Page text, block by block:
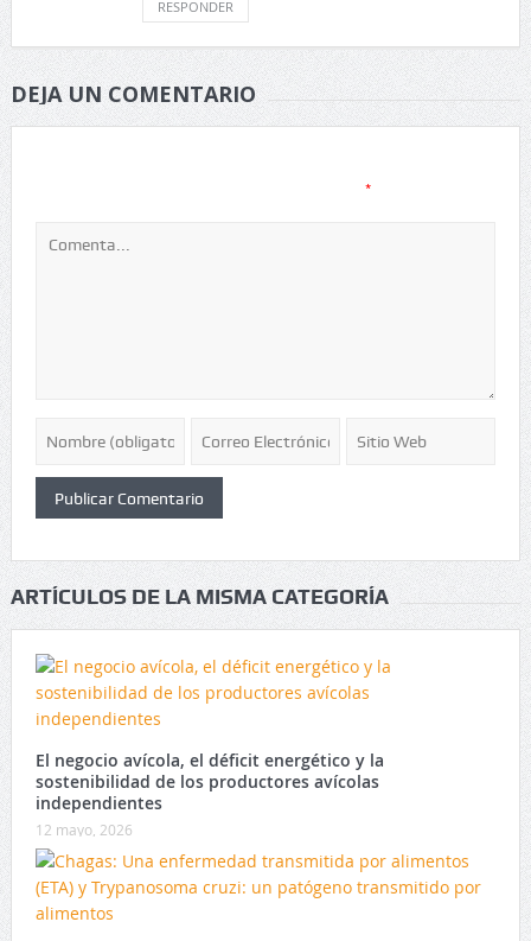
RESPONDER
DEJA UN COMENTARIO
*
ARTÍCULOS DE LA MISMA CATEGORÍA
El negocio avícola, el déficit energético y la
sostenibilidad de los productores avícolas
independientes
12 mayo, 2026